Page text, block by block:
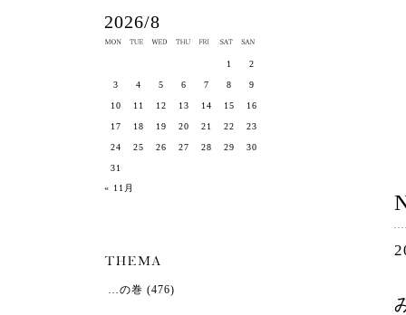
2026/8
« 11月
1 2
3 4 5 6 7 8 9
10 11 12 13 14 15 16
17 18 19 20 21 22 23
24 25 26 27 28 29 30
31
…の巻 (476)